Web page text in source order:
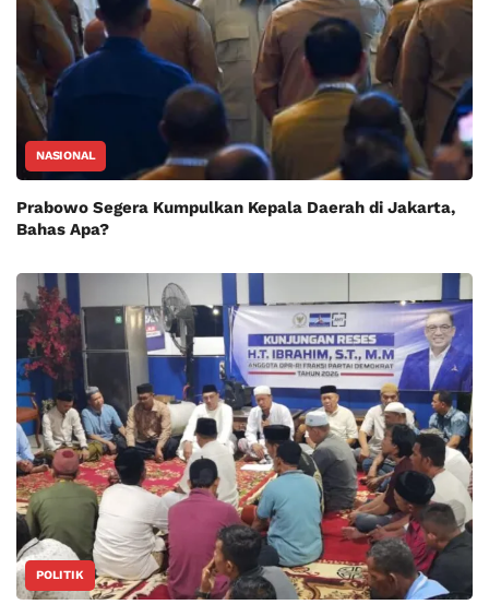
NASIONAL
Prabowo Segera Kumpulkan Kepala Daerah di Jakarta,
Bahas Apa?
POLITIK